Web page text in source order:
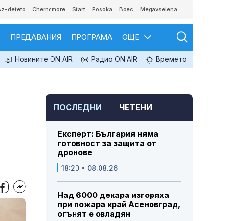
deteto Chernomore Start Posoka Boec Megavselena
ПРЕДАВАНИЯ ПРОГРАМА ОЩЕ
Новините ON AIR Радио ON AIR Времето
ПОСЛЕДНИ ЧЕТЕНИ
Експерт: България няма
готовност за защита от
дронове
18:20 • 08.08.26
Над 6000 декара изгоряха
при пожара край Асеновград,
огънят е овладян